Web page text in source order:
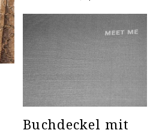
Buchdeckel mit